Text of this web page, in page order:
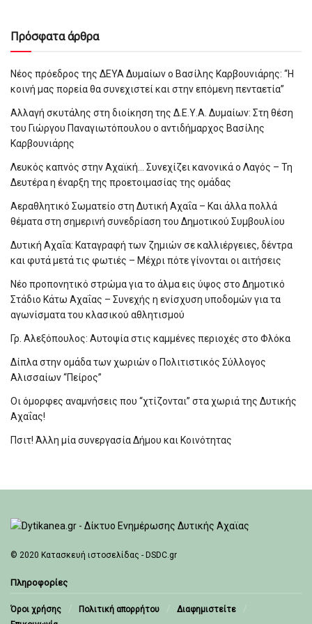
Πρόσφατα άρθρα
Νέος πρόεδρος της ΔΕΥΑ Δυμαίων ο Βασίλης Καρβουνιάρης: “Η
κοινή μας πορεία θα συνεχιστεί και στην επόμενη πενταετία”
Αλλαγή σκυτάλης στη διοίκηση της Δ.Ε.Υ.Α. Δυμαίων: Στη θέση
του Γιώργου Παναγιωτόπουλου ο αντιδήμαρχος Βασίλης
Καρβουνιάρης
Λευκός καπνός στην Αχαϊκή… Συνεχίζει κανονικά ο Λαγός – Τη
Δευτέρα η έναρξη της προετοιμασίας της ομάδας
Αεραθλητικό Σωματείο στη Δυτική Αχαΐα – Και άλλα πολλά
θέματα στη σημερινή συνεδρίαση του Δημοτικού Συμβουλίου
Δυτική Αχαΐα: Καταγραφή των ζημιών σε καλλιέργειες, δέντρα
και φυτά μετά τις φωτιές – Μέχρι πότε γίνονται οι αιτήσεις
Νέο προπονητικό στρώμα για το άλμα εις ύψος στο Δημοτικό
Στάδιο Κάτω Αχαΐας – Συνεχής η ενίσχυση υποδομών για τα
αγωνίσματα του κλασικού αθλητισμού
Γρ. Αλεξόπουλος: Αυτοψία στις καμμένες περιοχές στο Φλόκα
Δίπλα στην ομάδα των χωριών ο Πολιτιστικός Σύλλογος
Αλισσαίων “Πείρος”
Οι όμορφες αναμνήσεις που “χτίζονται” στα χωριά της Δυτικής
Αχαΐας!
Πσιτ! Άλλη μία συνεργασία Δήμου και Κοινότητας
© 2020 Κατασκευή ιστοσελίδας - DSDC.gr
Πληροφορίες
Όροι χρήσης Πολιτική απορρήτου
Διαφημιστείτε